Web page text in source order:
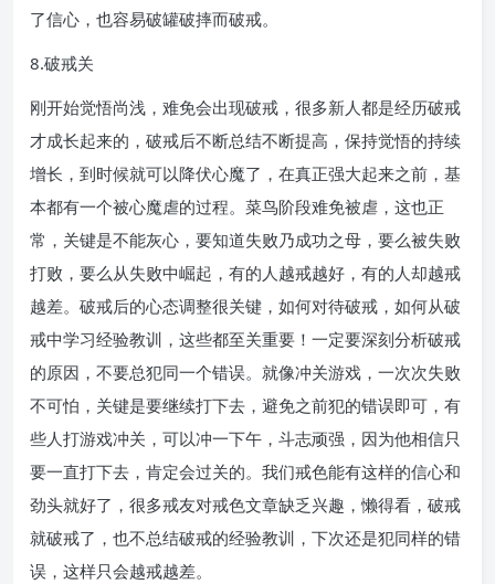
了信心，也容易破罐破摔而破戒。
8.破戒关
刚开始觉悟尚浅，难免会出现破戒，很多新人都是经历破戒
才成长起来的，破戒后不断总结不断提高，保持觉悟的持续
增长，到时候就可以降伏心魔了，在真正强大起来之前，基
本都有一个被心魔虐的过程。菜鸟阶段难免被虐，这也正
常，关键是不能灰心，要知道失败乃成功之母，要么被失败
打败，要么从失败中崛起，有的人越戒越好，有的人却越戒
越差。破戒后的心态调整很关键，如何对待破戒，如何从破
戒中学习经验教训，这些都至关重要！一定要深刻分析破戒
的原因，不要总犯同一个错误。就像冲关游戏，一次次失败
不可怕，关键是要继续打下去，避免之前犯的错误即可，有
些人打游戏冲关，可以冲一下午，斗志顽强，因为他相信只
要一直打下去，肯定会过关的。我们戒色能有这样的信心和
劲头就好了，很多戒友对戒色文章缺乏兴趣，懒得看，破戒
就破戒了，也不总结破戒的经验教训，下次还是犯同样的错
误，这样只会越戒越差。